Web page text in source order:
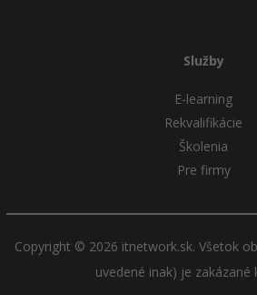
Služby
E-learning
Rekvalifikácie
Školenia
Pre firmy
Copyright © 2026 itnetwork.sk. Všetok
uvedené inak) je zakázané